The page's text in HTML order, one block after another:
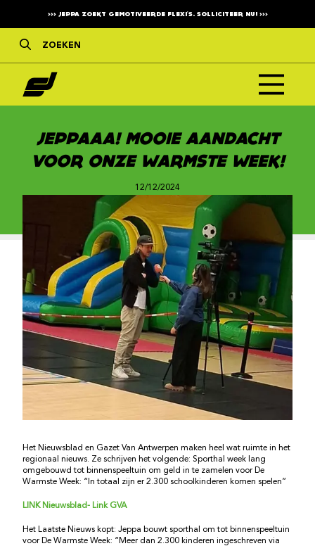
>>> JEPPA ZOEKT GEMOTIVEERDE FLEXI'S. SOLLICITEER NU!>>>
JEPPAAA! MOOIE AANDACHT
VOOR ONZE WARMSTE WEEK!
12/12/2024
Het Nieuwsblad en Gazet Van Antwerpen maken heel wat ruimte in het
regionaal nieuws. Ze schrijven het volgende: Sporthal week lang
omgebouwd tot binnenspeeltuin om geld in te zamelen voor De
Warmste Week: “In totaal zijn er 2.300 schoolkinderen komen spelen”
LINK Nieuwsblad- Link GVA
Het Laatste Nieuws kopt: Jeppa bouwt sporthal om tot binnenspeeltuin
voor De Warmste Week: “Meer dan 2.300 kinderen ingeschreven via